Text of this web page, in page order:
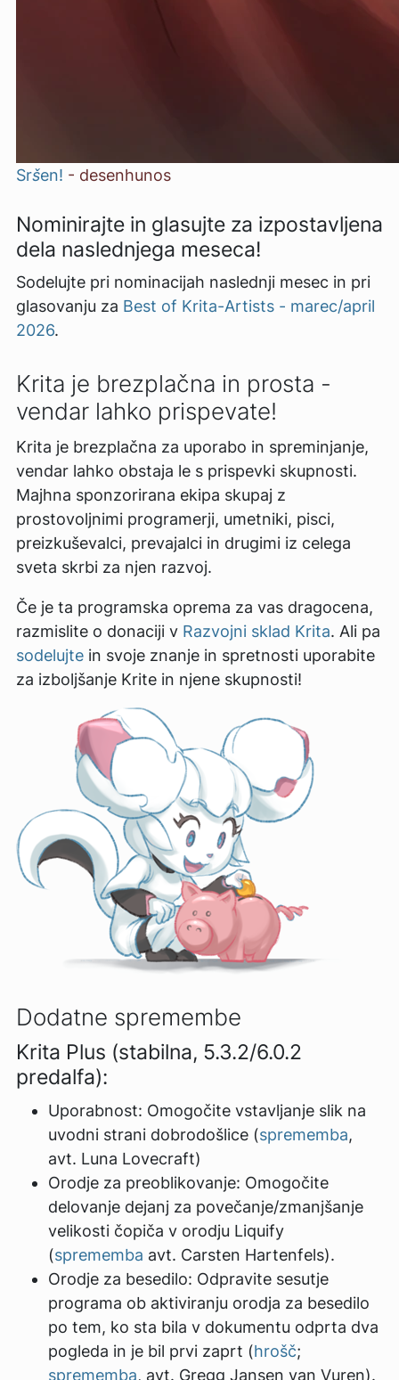
Sršen! - desenhunos
Nominirajte in glasujte za izpostavljena
dela naslednjega meseca!
Sodelujte pri nominacijah naslednji mesec in pri
glasovanju za Best of Krita-Artists - marec/april
2026.
Krita je brezplačna in prosta -
vendar lahko prispevate!
Krita je brezplačna za uporabo in spreminjanje,
vendar lahko obstaja le s prispevki skupnosti.
Majhna sponzorirana ekipa skupaj z
prostovoljnimi programerji, umetniki, pisci,
preizkuševalci, prevajalci in drugimi iz celega
sveta skrbi za njen razvoj.
Če je ta programska oprema za vas dragocena,
razmislite o donaciji v Razvojni sklad Krita. Ali pa
sodelujte in svoje znanje in spretnosti uporabite
za izboljšanje Krite in njene skupnosti!
Dodatne spremembe
Krita Plus (stabilna, 5.3.2/6.0.2
predalfa):
Uporabnost: Omogočite vstavljanje slik na
uvodni strani dobrodošlice (sprememba,
avt. Luna Lovecraft)
Orodje za preoblikovanje: Omogočite
delovanje dejanj za povečanje/zmanjšanje
velikosti čopiča v orodju Liquify
(sprememba avt. Carsten Hartenfels).
Orodje za besedilo: Odpravite sesutje
programa ob aktiviranju orodja za besedilo
po tem, ko sta bila v dokumentu odprta dva
pogleda in je bil prvi zaprt (hrošč;
sprememba, avt. Gregg Jansen van Vuren).